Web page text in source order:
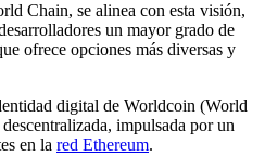
Chain, se alinea con esta visión,
un mayor grado de
ofrece opciones más diversas y
digital de Worldcoin (World
impulsada por un
en la red Ethereum.